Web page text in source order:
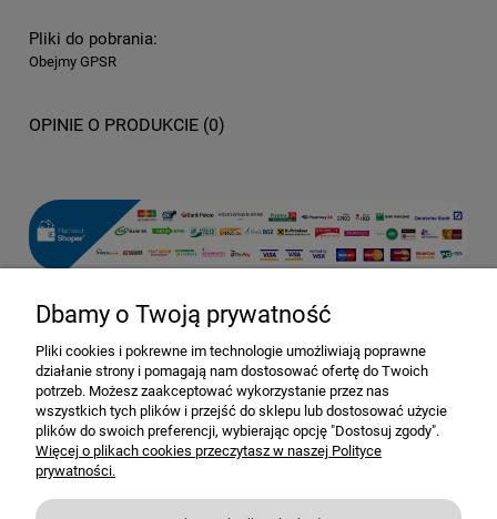
Pliki do pobrania:
Obejmy GPSR
OPINIE O PRODUKCIE (0)
Dostawa i dostawa
Moje konto
Gwarancja i zwroty
Dbamy o Twoją prywatność
Pliki cookies i pokrewne im technologie umożliwiają poprawne
działanie strony i pomagają nam dostosować ofertę do Twoich
potrzeb. Możesz zaakceptować wykorzystanie przez nas
wszystkich tych plików i przejść do sklepu lub dostosować użycie
plików do swoich preferencji, wybierając opcję "Dostosuj zgody".
Więcej o plikach cookies przeczytasz w naszej Polityce
prywatności.